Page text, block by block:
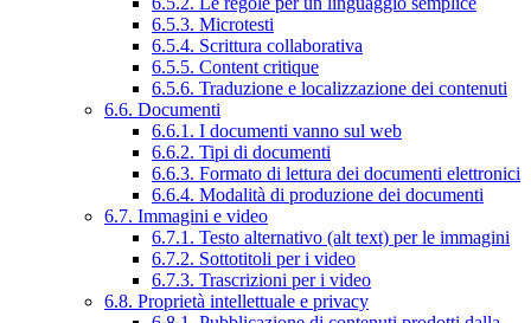
6.5.3. Microtesti
6.5.4. Scrittura collaborativa
6.5.5. Content critique
6.5.6. Traduzione e localizzazione dei contenuti
6.6. Documenti
6.6.1. I documenti vanno sul web
6.6.2. Tipi di documenti
6.6.3. Formato di lettura dei documenti elettronici
6.6.4. Modalità di produzione dei documenti
6.7. Immagini e video
6.7.1. Testo alternativo (alt text) per le immagini
6.7.2. Sottotitoli per i video
6.7.3. Trascrizioni per i video
6.8. Proprietà intellettuale e privacy